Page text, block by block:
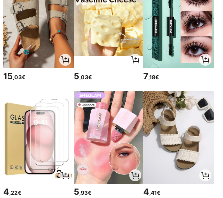
15 ,03€ 5 ,03€ 7,18€
4,22€ 5,93€ 4,41€